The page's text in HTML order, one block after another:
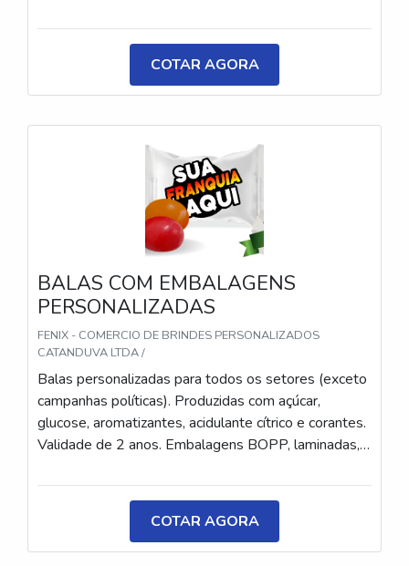
ou P&B em alta qualidade, tinta atóxica. Medida: 5 ×
3,5 cm. Sabores variados (frutas, café, menta etc.) e
diferentes tipos (balas, gomas, chicletes, recheadas
e pastilhas). Produto sem glúten.
COTAR AGORA
BALAS COM EMBALAGENS
PERSONALIZADAS
FENIX - COMERCIO DE BRINDES PERSONALIZADOS
CATANDUVA LTDA /
Balas personalizadas para todos os setores (exceto
campanhas políticas). Produzidas com açúcar,
glucose, aromatizantes, acidulante cítrico e corantes.
Validade de 2 anos. Embalagens BOPP, laminadas,
ou P&B em alta qualidade, tinta atóxica. Medida: 5 ×
3,5 cm. Sabores variados (frutas, café, menta etc.) e
diferentes tipos (balas, gomas, chicletes, recheadas
e pastilhas). Produto sem glúten.
COTAR AGORA